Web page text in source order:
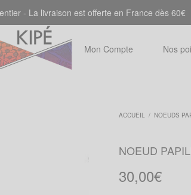
- La livraison est offerte en France dès 60€
Mon Compte Nos
ACCUEIL / NOEUDS
NOEUD
30,00€